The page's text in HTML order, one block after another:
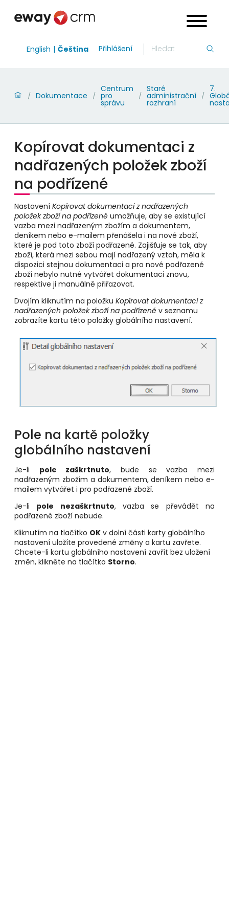
English Čeština Přihlášení
/ Dokumentace /
Centrum
pro
správu
/
Staré
administrační
rozhraní
/
7.
Kopírovat dokumentaci z
nadřazených položek zboží
na podřízené
Nastavení Kopírovat dokumentaci z nadřazených
položek zboží na podřízené umožňuje, aby se existující
vazba mezi nadřazeným zbožím a dokumentem,
deníkem nebo e-mailem přenášela i na nové zboží,
které je pod toto zboží podřazené. Zajišťuje se tak, aby
zboží, která mezi sebou mají nadřazený vztah, měla k
dispozici stejnou dokumentaci a pro nové podřazené
zboží nebylo nutné vytvářet dokumentaci znovu,
respektive ji manuálně přiřazovat.
Dvojím kliknutím na položku Kopírovat dokumentaci z
nadřazených položek zboží na podřízené v seznamu
zobrazíte kartu této položky globálního nastavení.
Pole na kartě položky
globálního nastavení
Je-li pole zaškrtnuto, bude se vazba mezi
nadřazeným zbožím a dokumentem, deníkem nebo e-
mailem vytvářet i pro podřazené zboží.
Je-li pole nezaškrtnuto, vazba se převádět na
podřazené zboží nebude.
Kliknutím na tlačítko OK v dolní části karty globálního
nastavení uložíte provedené změny a kartu zavřete.
Chcete-li kartu globálního nastavení zavřít bez uložení
změn, klikněte na tlačítko Storno.